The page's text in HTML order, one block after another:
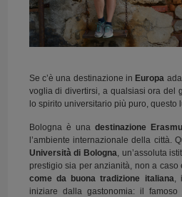
Se c’è una destinazione in Europa
voglia di divertirsi, a qualsiasi ora del
lo spirito universitario più puro, questo
Bologna è una destinazione
l’ambiente internazionale della città.
Università di Bologna , un’assoluta
prestigio sia per anzianità, non a
come da buona tradizione italiana
iniziare dalla gastonomia: il